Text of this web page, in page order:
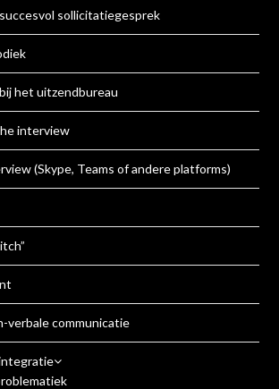
sollicitatiegesprek
het uitzendbureau
interview
(Skype, Teams of andere platforms)
verbale communicatie